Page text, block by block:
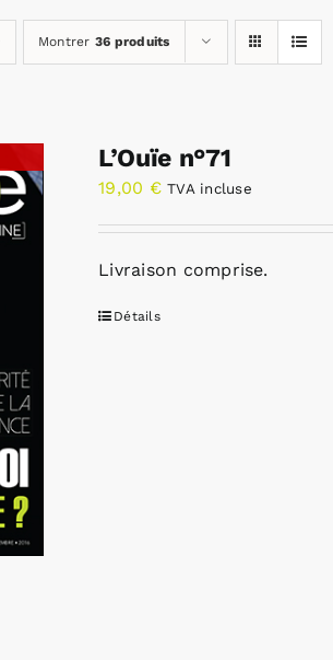
Montrer 36 produits
L’Ouïe n°71
19,00 € TVA incluse
Livraison comprise.
Détails